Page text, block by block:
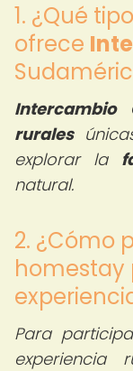
1. ¿Qué
ofrece
Intercambio
rurales
explorar la
natural.
2. ¿Cómo
homestay
Para
experiencia